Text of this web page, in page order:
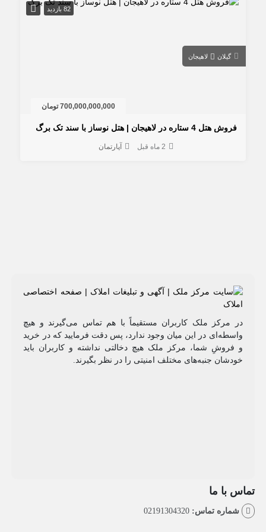
82 بازدید
لاهیجان
700,000,000,000 تومان
4 ستاره در لاهیجان | هتل نوساز با سند تک برگ
آپارتمان
مرکز ملک کاربران مستقیماً با هم تماس می‌گیرند و هیچ
در این میان وجود ندارد، پس دقت فرمایید که در خرید
شما، مرکز ملک هیچ دخالتی نداشته و کاربران باید
جنبه‌های مختلف امنیتی را در نظر بگیرند.
ما
تماس: 02191304320